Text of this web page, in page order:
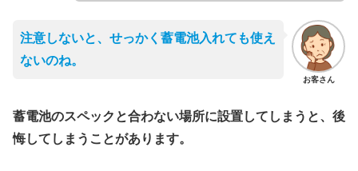
お客さん
注意しないと、せっかく蓄電池入れても使え
ないのね。
蓄電池のスペックと合わない場所に設置してしまうと、後
悔してしまうことがあります。